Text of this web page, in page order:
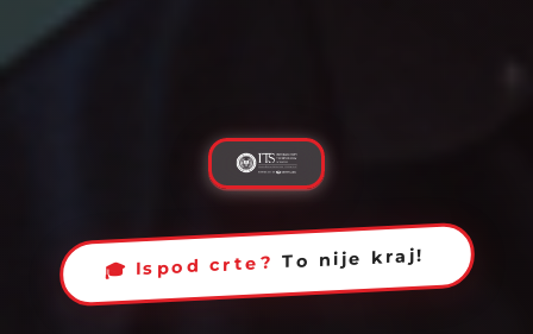
🎓 Ispod crte? To nije kraj!